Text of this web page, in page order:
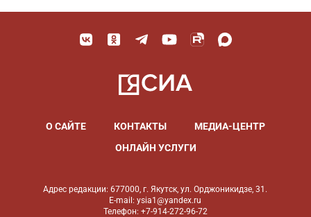
О САЙТЕ КОНТАКТЫ
МЕДИА-ЦЕНТР
ОНЛАЙН УСЛУГИ
Адрес редакции: 677000, г. Якутск, ул. Орджоникидзе, 31.
E-mail: ysia1@yandex.ru
Телефон: +7-914-272-96-72